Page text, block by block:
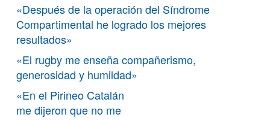
«Después de la operación del Síndrome
Compartimental he logrado los mejores
resultados»
«El rugby me enseña compañerismo,
generosidad y humildad»
«En el Pirineo Catalán
me dijeron que no me